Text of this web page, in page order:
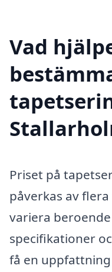
Vad
Priset på
påverkas av
variera
specifikationer
få en